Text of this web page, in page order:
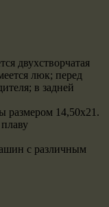
двухстворчатая
люк; перед
в задней
размером 14,50х21.
с различным